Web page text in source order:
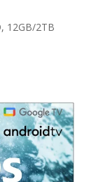
12GB/2TB